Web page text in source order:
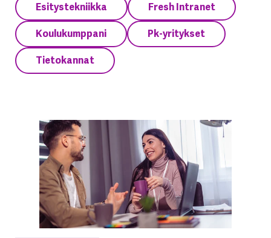
Esitystekniikka Fresh Intranet
Koulukumppani Pk-yritykset
Tietokannat